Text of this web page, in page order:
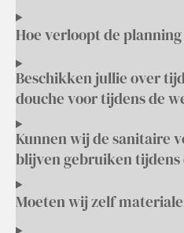
Hoe verloopt de
Beschikken jullie over
douche voor tijdens de
Kunnen wij de sanitaire
blijven gebruiken tijdens
Moeten wij zelf